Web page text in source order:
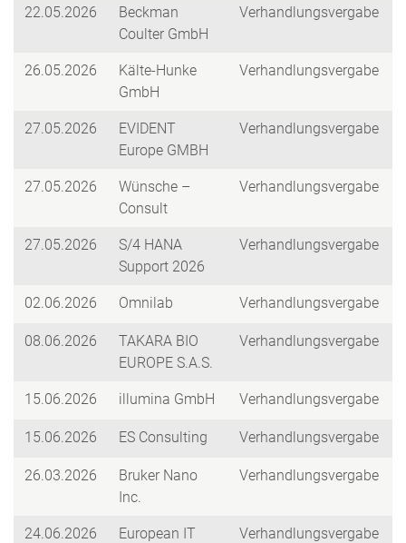
22.05.2026
Beckman
Coulter GmbH
Verhandlungsvergabe
26.05.2026
Kälte-Hunke
GmbH
Verhandlungsvergabe
27.05.2026
EVIDENT
Europe GMBH
Verhandlungsvergabe
27.05.2026
Wünsche –
Consult
Verhandlungsvergabe
27.05.2026
S/4 HANA
Support 2026
Verhandlungsvergabe
02.06.2026 Omnilab Verhandlungsvergabe
08.06.2026
TAKARA BIO
EUROPE S.A.S.
Verhandlungsvergabe
15.06.2026 illumina GmbH Verhandlungsvergabe
15.06.2026 ES Consulting Verhandlungsvergabe
26.03.2026
Bruker Nano
Inc.
Verhandlungsvergabe
24.06.2026
European IT
Verhandlungsvergabe